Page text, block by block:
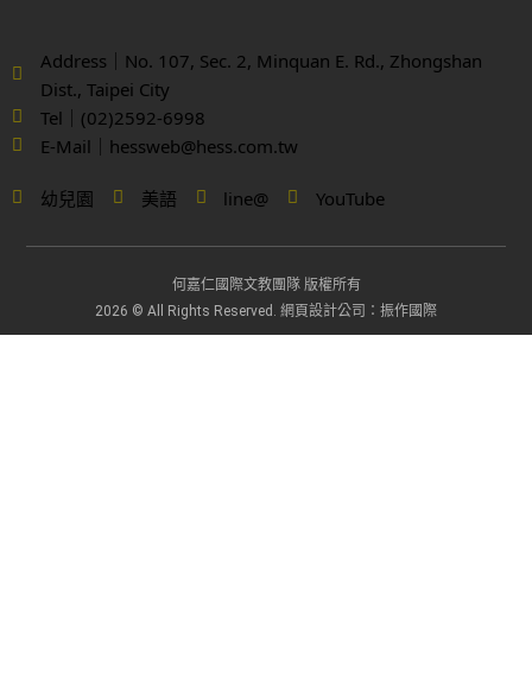
Address｜No. 107, Sec. 2, Minquan E. Rd., Zhongshan
Dist., Taipei City
Tel｜(02)2592-6998
E-Mail｜hessweb@hess.com.tw
幼兒園 美語 line@ YouTube
何嘉仁國際文教團隊 版權所有
2026 © All Rights Reserved. 網頁設計公司 ：振作國際